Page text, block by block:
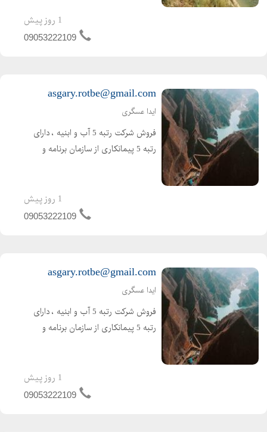
شرکت تازه صدور و تازه تاسیس است و
هیچگونه بدهی و کارکردی ندارد شرکت
1 روز پیش
09053222109
asgary.rotbe@gmail.com
ایدا عسگری
فروش شرکت رتبه 5 آب و ابنیه ، دارای
رتبه 5 پیمانکاری از سازمان برنامه و
1 روز پیش
09053222109
asgary.rotbe@gmail.com
ایدا عسگری
فروش شرکت رتبه 5 آب و ابنیه ، دارای
رتبه 5 پیمانکاری از سازمان برنامه و
1 روز پیش
09053222109